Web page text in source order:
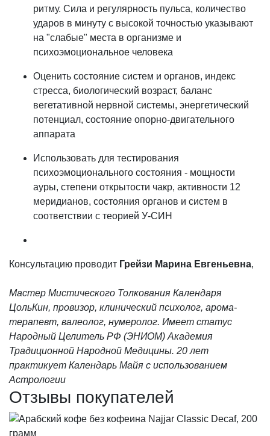
ритму. Сила и регулярность пульса, количество
ударов в минуту с высокой точностью указывают
на "слабые" места в организме и
психоэмоциональное человека
Оценить состояние систем и органов, индекс
стресса, биологический возраст, баланс
вегетативной нервной системы, энергетический
потенциал, состояние опорно-двигательного
аппарата
Использовать для тестирования
психоэмоционального состояния - мощности
ауры, степени открытости чакр, активности 12
меридианов, состояния органов и систем в
соответствии с теорией У-СИН
Консультацию проводит Грейзи Марина Евгеньевна,
Мастер Мистического Толкования Календаря
ЦольКин, провизор, клинический психолог, арома-
терапевт, валеолог, нумеролог. Имеет статус
Народный Целитель РФ (ЭНИОМ) Академия
Традиционной Народной Медицины. 20 лет
практикует Календарь Майя с использованием
Астрологии
Отзывы покупателей